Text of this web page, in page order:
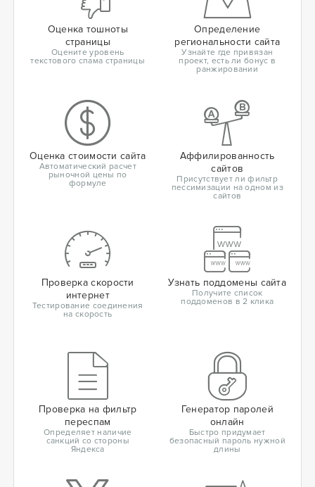
Оценка тошноты
страницы
Оцените уровень
текстового спама страницы
Определение
региональности сайта
Узнайте где привязан
проект, есть ли бонус в
ранжировании
Оценка стоимости сайта
Автоматический расчет
рыночной цены по
формуле
Аффилированность
сайтов
Присутствует ли фильтр
пессимизации на одном из
сайтов
Проверка скорости
интернет
Тестирование соединения
на скорость
Узнать поддомены сайта
Получите список
поддоменов в 2 клика
Проверка на фильтр
переспам
Определяет наличие
санкций со стороны
Яндекса
Генератор паролей
онлайн
Быстро придумает
безопасный пароль нужной
длины